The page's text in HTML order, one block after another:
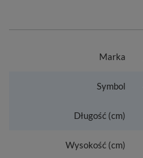
Marka
Symbol
Długość (cm)
Wysokość (cm)